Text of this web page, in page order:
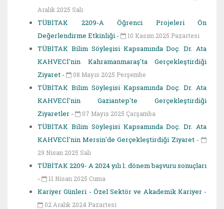
Aralık 2025 Salı
TÜBİTAK 2209-A Öğrenci Projeleri Ön
Değerlendirme Etkinliği - 10 Kasım 2025 Pazartesi
TÜBİTAK Bilim Söyleşisi Kapsamında Doç. Dr. Ata
KAHVECİ'nin Kahramanmaraş'ta Gerçekleştirdiği
Ziyaret - 08 Mayıs 2025 Perşembe
TÜBİTAK Bilim Söyleşisi Kapsamında Doç. Dr. Ata
KAHVECİ'nin Gaziantep'te Gerçekleştirdiği
Ziyaretler - 07 Mayıs 2025 Çarşamba
TÜBİTAK Bilim Söyleşisi Kapsamında Doç. Dr. Ata
KAHVECİ'nin Mersin'de Gerçekleştirdiği Ziyaret -
29 Nisan 2025 Salı
TÜBİTAK 2209- A 2024 yılı 1. dönem başvuru sonuçları
-
11 Nisan 2025 Cuma
Kariyer Günleri - Özel Sektör ve Akademik Kariyer -
02 Aralık 2024 Pazartesi